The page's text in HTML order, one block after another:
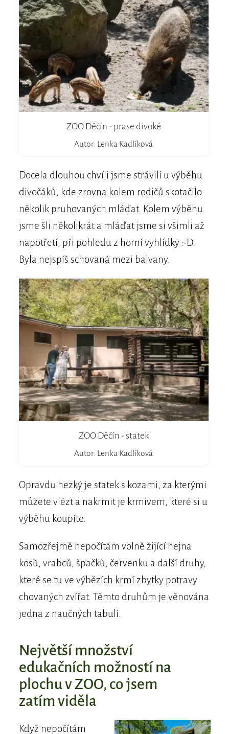
ZOO Děčín - prase divoké
Autor: Lenka Kadlíková
Docela dlouhou chvíli jsme strávili u výběhu
divočáků, kde zrovna kolem rodičů skotačilo
několik pruhovaných mláďat. Kolem výběhu
jsme šli několikrát a mláďat jsme si všimli až
napotřetí, při pohledu z horní vyhlídky :-D.
Byla nejspíš schovaná mezi balvany.
ZOO Děčín - statek
Autor: Lenka Kadlíková
Opravdu hezký je statek s kozami, za kterými
můžete vlézt a nakrmit je krmivem, které si u
výběhu koupíte.
Samozřejmě nepočítám volně žijící hejna
kosů, vrabců, špačků, červenku a další druhy,
které se tu ve výbězích krmí zbytky potravy
chovaných zvířat. Těmto druhům je věnována
jedna z naučných tabulí.
Největší množství
edukačních možností na
plochu v ZOO, co jsem
zatím viděla
Když nepočítám